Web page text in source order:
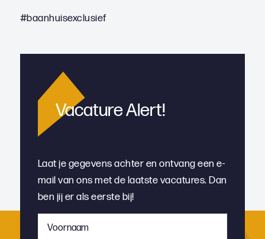
#baanhuisexclusief
Vacature Alert!
Laat je gegevens achter en ontvang een e-
mail van ons met de laatste vacatures. Dan
ben jij er als eerste bij!
Voornaam